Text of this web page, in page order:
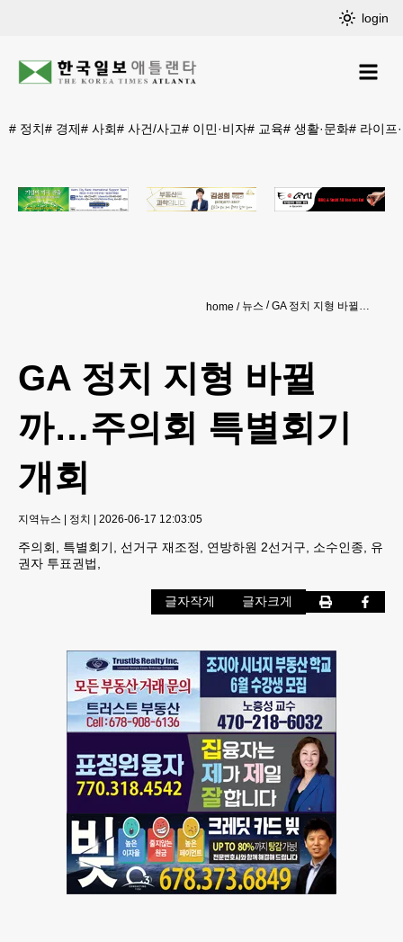
login
# 정치# 경제# 사회# 사건/사고# 이민·비자# 교육# 생활·문화# 라이프
home 뉴스 GA 정치 지형 바뀔까…주의회 특별회기 개회
GA 정치 지형 바뀔
까…주의회 특별회기
개회
지역뉴스 | 정치 | 2026-06-17 12:03:05
주의회, 특별회기, 선거구 재조정, 연방하원 2선거구, 소수인종, 유
권자 투표권법,
글자작게 글자크게